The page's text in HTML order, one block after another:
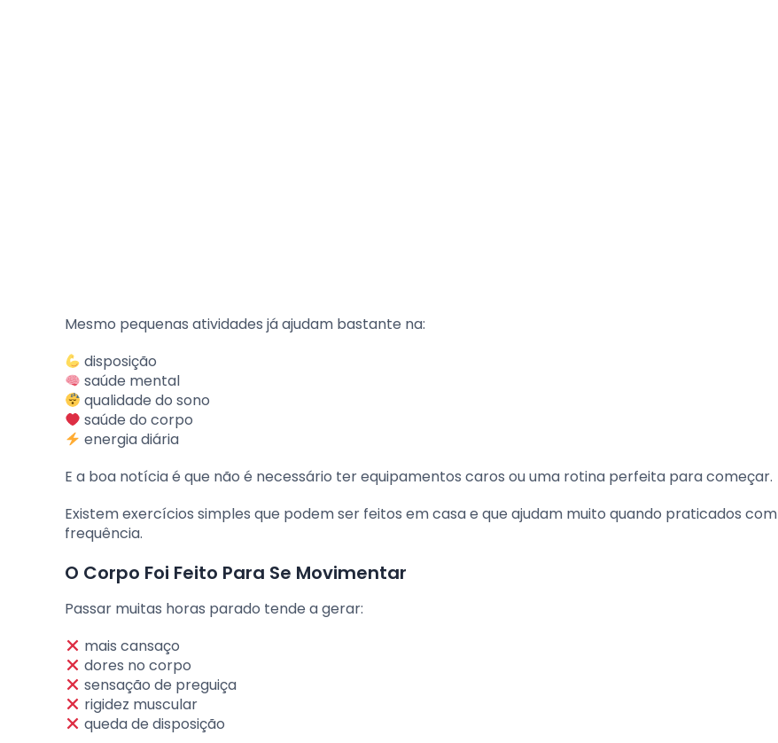
Mesmo pequenas atividades já ajudam bastante na:
disposição
saúde mental
qualidade do sono
saúde do corpo
energia diária
E a boa notícia é que não é necessário ter equipamentos caros ou uma rotina perfeita para começar.
Existem exercícios simples que podem ser feitos em casa e que ajudam muito quando praticados com
frequência.
O Corpo Foi Feito Para Se Movimentar
Passar muitas horas parado tende a gerar:
mais cansaço
dores no corpo
sensação de preguiça
rigidez muscular
queda de disposição